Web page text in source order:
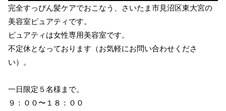
完全すっぴん髪ケアでおこなう、さいたま市見沼区東大宮の
美容室ピュアティです。
ピュアティは女性専用美容室です。
不定休となっております（お気軽にお問い合わせくださ
い）。
一日限定５名様まで。
９：００〜１８：００